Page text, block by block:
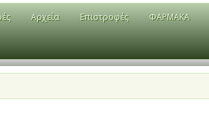
Αρχεία Επιστροφές ΦΑΡΜΑΚΑ